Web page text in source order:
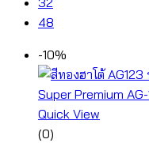
48
-10%
Quick View
(0)